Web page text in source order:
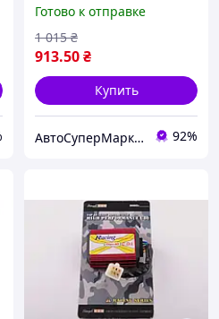
Готово к отправке
913.50₴
1 015 ₴
Купить
АвтоСуперМаркет 92%